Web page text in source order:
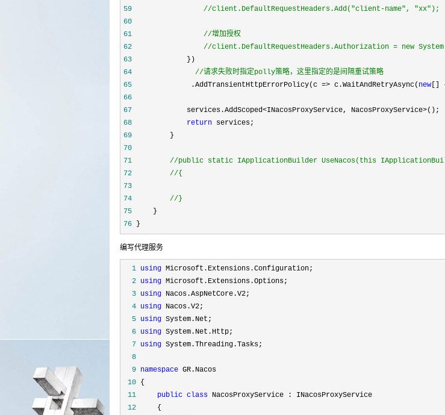
59
//
60
61
//
62
//client.DefaultRequestHeaders.Authorization = new
63
64
//请求失败时指定polly策略，这里指定的是间隔重试策略
65
              .AddTransientHttpErrorPolicy(c => c.WaitAndRetryAsync(
new [] {
66
67
             services.AddScoped<INacosProxyService, NacosProxyService>
68
return
69
70
71
//
72
//
73
74
//}
75
76 }
编写代理服务
  1
using
  2
using
  3
using
  4
using
  5
using
  6
using
  7
using
  8
  9
namespace
10
11
public class
12